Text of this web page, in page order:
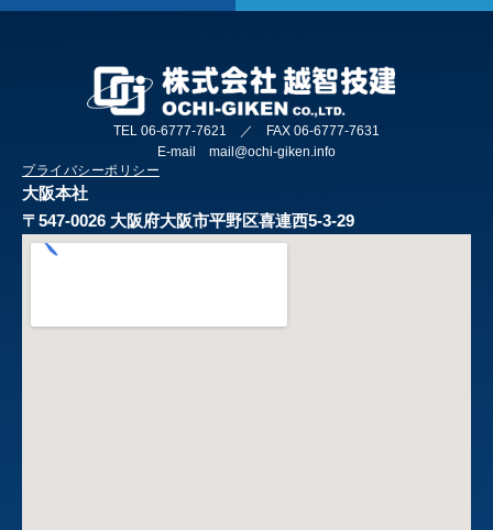
TEL 06-6777-7621 ／ FAX 06-6777-7631
E-mail mail@ochi-giken.info
プライバシーポリシー
大阪本社
〒547-0026 大阪府大阪市平野区喜連西5-3-29